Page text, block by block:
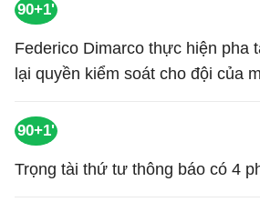
90+1'
Federico Dimarco thực hiện pha
lại quyền kiểm soát cho đội của
90+1'
Trọng tài thứ tư thông báo có 4